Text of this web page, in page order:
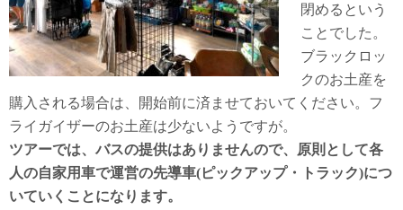
閉めるという
ことでした。
ブラックロッ
クのお土産を
購入される場合は、開始前に済ませておいてください。フ
ライガイザーのお土産は少ないようですが。
ツアーでは、バスの提供はありませんので、原則として各
人の自家用車で運営の先導車(ピックアップ・トラック)につ
いていくことになります。